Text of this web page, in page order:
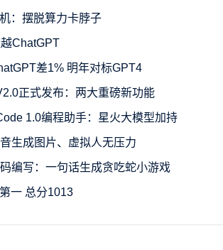
：摆脱算力卡脖子
ChatGPT
差1% 明年对标GPT4
正式发布：两大重磅新功能
1.0编程助手：星火大模型加持
生成图片、虚拟人无压力
编写：一句话生成贪吃蛇小游戏
一 总分1013